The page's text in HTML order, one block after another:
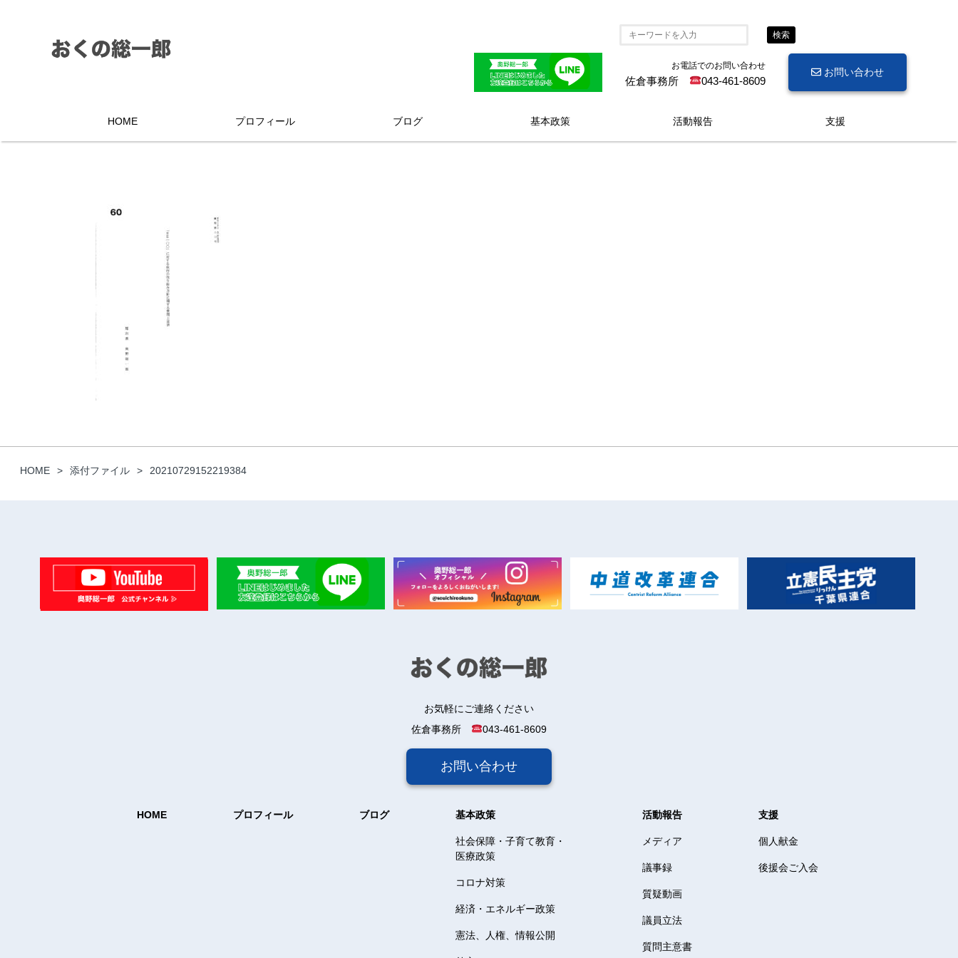
検索
お電話でのお問い合わせ
佐倉事務所 043-461-8609
お問い合わせ
HOME プロフィール ブログ 基本政策 活動報告 支援
HOME 添付ファイル 20210729152219384
お気軽にご連絡ください
佐倉事務所
043-461-8609
お問い合わせ
HOME プロフィール ブログ 基本政策
社会保障・子育て教育・
医療政策
コロナ対策
経済・エネルギー政策
憲法、人権、情報公開
活動報告
メディア
議事録
質疑動画
議員立法
質問主意書
支援
個人献金
後援会ご入会